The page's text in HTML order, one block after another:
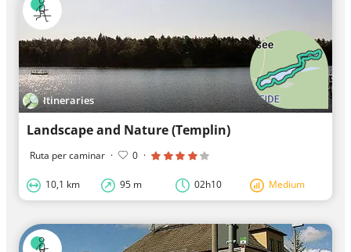
Itineraries
Landscape and Nature (Templin)
Ruta per caminar · 0 ·
10,1 km 95 m 02h10 Medium